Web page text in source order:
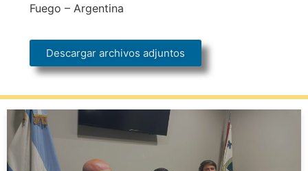
Fuego – Argentina
Descargar archivos adjuntos